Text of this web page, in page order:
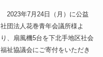
2023年7月24日（月）に公益
社団法人花巻青年会議所様よ
り、扇風機5台を下北手地区社会
福祉協議会にご寄付をいただき